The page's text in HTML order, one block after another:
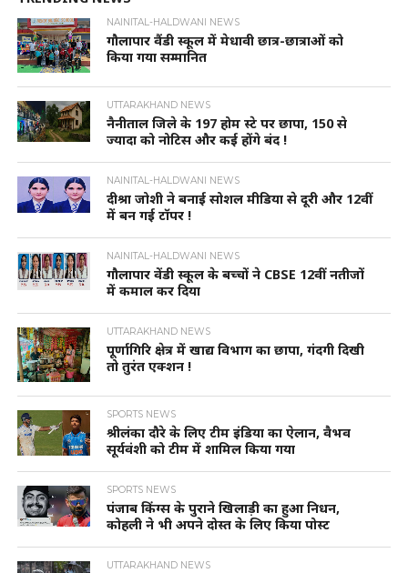
NAINITAL-HALDWANI NEWS
गौलापार वैंडी स्कूल में मेधावी छात्र-छात्राओं को
किया गया सम्मानित
UTTARAKHAND NEWS
नैनीताल जिले के 197 होम स्टे पर छापा, 150 से
ज्यादा को नोटिस और कई होंगे बंद !
NAINITAL-HALDWANI NEWS
दीश्रा जोशी ने बनाई सोशल मीडिया से दूरी और 12वीं
में बन गई टॉपर !
NAINITAL-HALDWANI NEWS
गौलापार वेंडी स्कूल के बच्चों ने CBSE 12वीं नतीजों
में कमाल कर दिया
UTTARAKHAND NEWS
पूर्णागिरि क्षेत्र में खाद्य विभाग का छापा, गंदगी दिखी
तो तुरंत एक्शन !
SPORTS NEWS
श्रीलंका दौरे के लिए टीम इंडिया का ऐलान, वैभव
सूर्यवंशी को टीम में शामिल किया गया
SPORTS NEWS
पंजाब किंग्स के पुराने खिलाड़ी का हुआ निधन,
कोहली ने भी अपने दोस्त के लिए किया पोस्ट
UTTARAKHAND NEWS